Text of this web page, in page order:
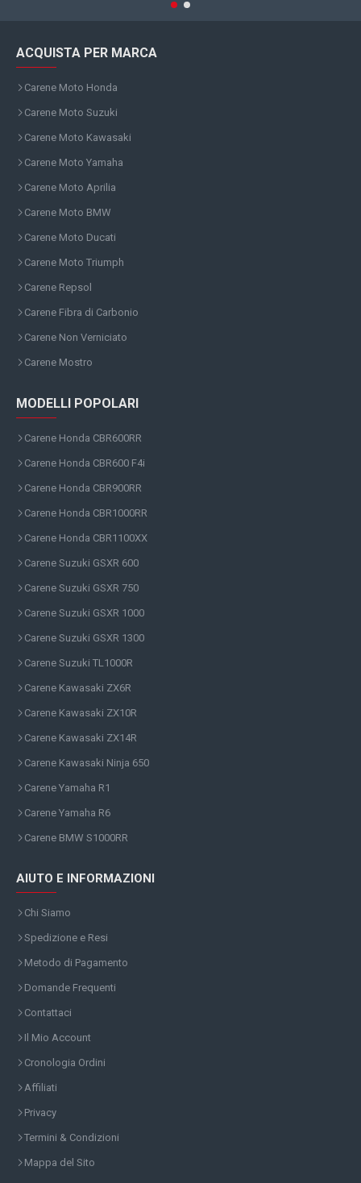
ACQUISTA PER MARCA
Carene Moto Honda
Carene Moto Suzuki
Carene Moto Kawasaki
Carene Moto Yamaha
Carene Moto Aprilia
Carene Moto BMW
Carene Moto Ducati
Carene Moto Triumph
Carene Repsol
Carene Fibra di Carbonio
Carene Non Verniciato
Carene Mostro
MODELLI POPOLARI
Carene Honda CBR600RR
Carene Honda CBR600 F4i
Carene Honda CBR900RR
Carene Honda CBR1000RR
Carene Honda CBR1100XX
Carene Suzuki GSXR 600
Carene Suzuki GSXR 750
Carene Suzuki GSXR 1000
Carene Suzuki GSXR 1300
Carene Suzuki TL1000R
Carene Kawasaki ZX6R
Carene Kawasaki ZX10R
Carene Kawasaki ZX14R
Carene Kawasaki Ninja 650
Carene Yamaha R1
Carene Yamaha R6
Carene BMW S1000RR
AIUTO E INFORMAZIONI
Chi Siamo
Spedizione e Resi
Metodo di Pagamento
Domande Frequenti
Contattaci
Il Mio Account
Cronologia Ordini
Affiliati
Privacy
Termini & Condizioni
Mappa del Sito